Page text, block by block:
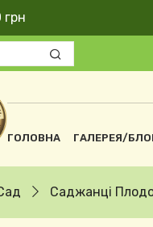
грн
Основна
ГОЛОВНА ГАЛЕРЕЯ/
Саджанці